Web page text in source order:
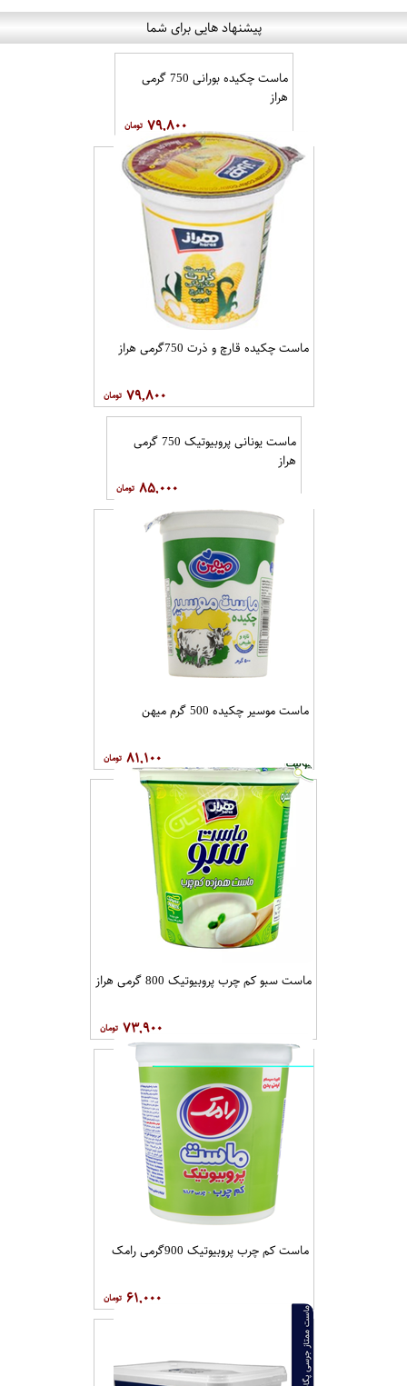
پیشنهاد هایی برای شما
ماست چکیده بورانی 750 گرمی
هراز
۷۹,۸۰۰
ماست چکیده قارچ و ذرت 750گرمی هراز
۷۹,۸۰۰
ماست یونانی پروبیوتیک 750 گرمی
هراز
۸۵,۰۰۰
ماست موسیر چکیده 500 گرم میهن
۸۱,۱۰۰
ماست سبو کم چرب پروبیوتیک 800 گرمی هراز
۷۳,۹۰۰
ماست کم چرب پروبیوتیک 900گرمی رامک
۶۱,۰۰۰